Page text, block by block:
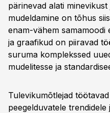
pärinevad alati
mudeldamine on tõhus
enam-vähem samamoodi
ja graafikud on piiravad
suruma komplekssed
mudelitesse ja
Tulevikumõtlejad
peegelduvatele trendidele